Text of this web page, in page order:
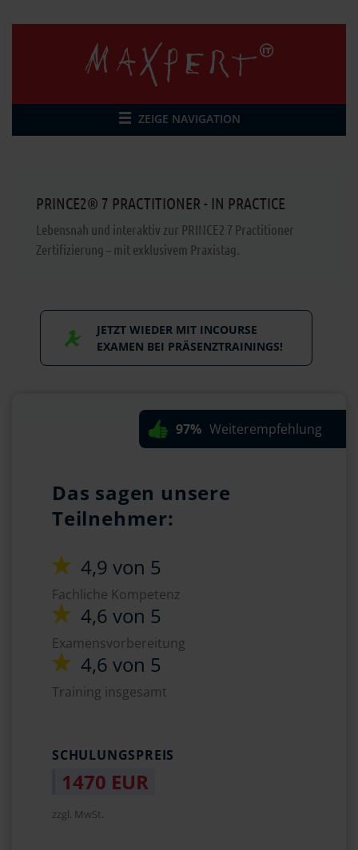
ZEIGE NAVIGATION
PRINCE2® 7 PRACTITIONER - IN PRACTICE
Lebensnah und interaktiv zur PRINCE2 7 Practitioner
Zertifizierung – mit exklusivem Praxistag.
JETZT WIEDER MIT INCOURSE
EXAMEN BEI PRÄSENZTRAININGS!
97% Weiterempfehlung
Das sagen unsere
Teilnehmer:
4,9 von 5
Fachliche Kompetenz
4,6 von 5
Examensvorbereitung
4,6 von 5
Training insgesamt
SCHULUNGSPREIS
1470 EUR
zzgl. MwSt.